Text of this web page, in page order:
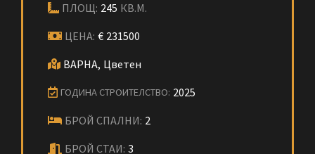
ПЛОЩ: 245 КВ.М.
ЦЕНА: € 231500
ВАРНА, Цветен
ГОДИНА СТРОИТЕЛСТВО: 2025
БРОЙ СПАЛНИ: 2
БРОЙ СТАИ: 3